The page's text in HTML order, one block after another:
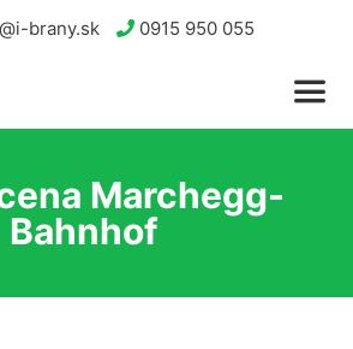
brany.sk 0915 950 055
Marchegg-
Bahnhof